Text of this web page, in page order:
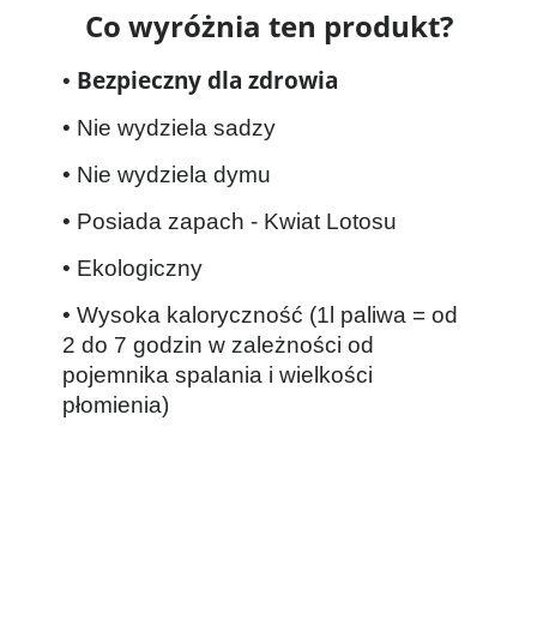
Co wyróżnia ten produkt?
• Bezpieczny dla zdrowia
• Nie wydziela sadzy
• Nie wydziela dymu
• Posiada zapach - Kwiat Lotosu
• Ekologiczny
• Wysoka kaloryczność (1l paliwa = od
2 do 7 godzin w zależności od
pojemnika spalania i wielkości
płomienia)